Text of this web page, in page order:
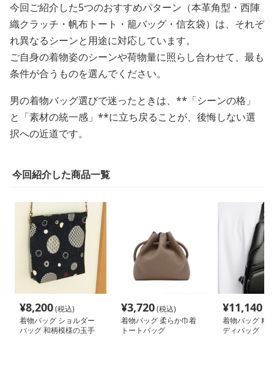
今回ご紹介した5つのおすすめパターン（本革角型・西陣
織クラッチ・帆布トート・籠バッグ・信玄袋）は、それぞ
れ異なるシーンと用途に対応しています。
ご自身の着物姿のシーンや荷物量に照らし合わせて、最も
条件が合うものを選んでください。
男の着物バッグ選びで迷ったときは、**「シーンの格」
と「素材の統一感」**に立ち戻ることが、後悔しない選
択への近道です。
今回紹介した商品一覧
¥8,200(税込)
着物バッグ ショルダー
バッグ 和柄模様の玉手
¥3,720(税込)
着物バッグ 柔らか巾着
トートバッグ
¥11,140
着物バッグ 粋
ディバッグ